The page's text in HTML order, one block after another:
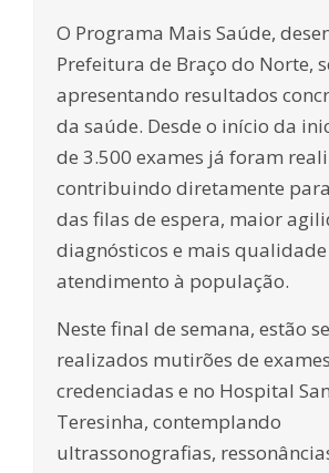
O Programa Mais Saúde,
Prefeitura de Braço do Norte,
apresentando resultados
da saúde. Desde o início da
de 3.500 exames já foram
contribuindo diretamente
das filas de espera, maior
diagnósticos e mais
atendimento à população.
Neste final de semana, estão
realizados mutirões de
credenciadas e no Hospital
Teresinha, contemplando
ultrassonografias,